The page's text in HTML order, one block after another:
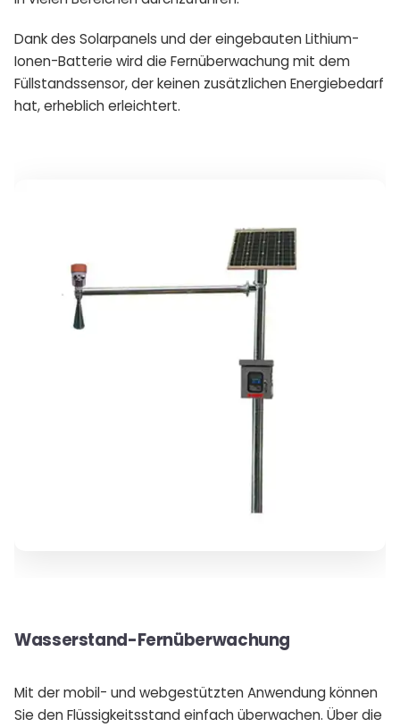
Dank des Solarpanels und der eingebauten Lithium-
Ionen-Batterie wird die Fernüberwachung mit dem
Füllstandssensor, der keinen zusätzlichen Energiebedarf
hat, erheblich erleichtert.
Wasserstand-Fernüberwachung
Mit der mobil- und webgestützten Anwendung können
Sie den Flüssigkeitsstand einfach überwachen. Über die